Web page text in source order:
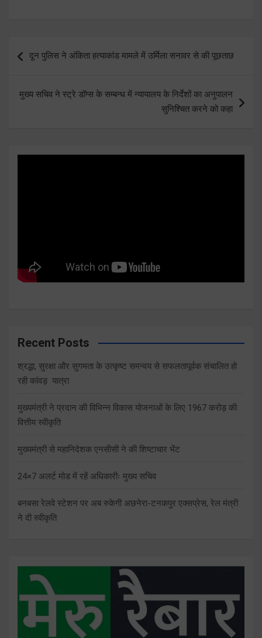
navigation
दून पुलिस ने अंकिता हत्याकांड मामले में उर्मिला सनावर से की पूछताछ
मुख्य सचिव ने स्ट्रे डॉग्स के सम्बन्ध में न्यायालय के निर्देशों का अनुपालन
सुनिश्चित करने को कहा
Recent Posts
श्रद्धा, सुरक्षा और सुगमता के उत्कृष्ट समन्वय से सफलतापूर्वक संचालित हो
रही कांवड़ यात्रा
मुख्यमंत्री ने प्रदान की विभिन्न विकास योजनाओं के लिए 1967 करोड़ की
वित्तीय स्वीकृति
मुख्यमंत्री से महानिदेशक एनसीसी ने की शिष्टाचार भेंट
24×7 अलर्ट मोड में रहें अधिकारीः मुख्य सचिव
बनबसा रेलवे स्टेशन पर अब रुकेगी अछनेरा-टनकपुर एक्सप्रेस, रेल मंत्री
ने दी स्वीकृति